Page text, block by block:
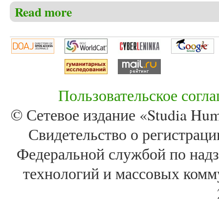
Read more
Пользовательское
© Сетевое издание «Studia
Свидетельство о
Федеральной службой по
технологий и массовых